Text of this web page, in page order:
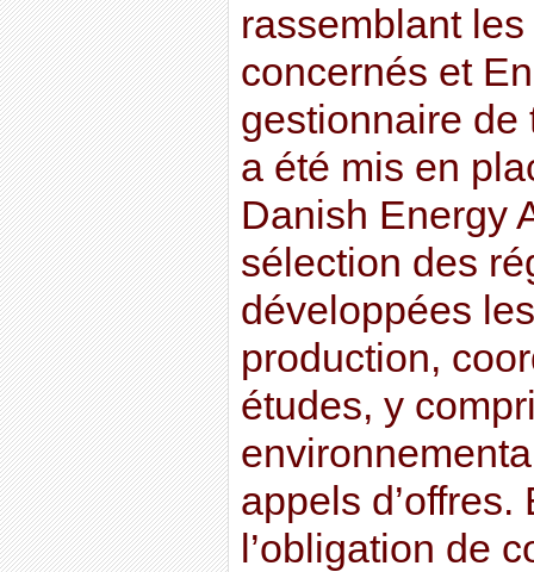
rassemblant
concernés et
gestionnaire de
a été mis en
Danish Energy
sélection des
développées
production,
études, y
appels d’offres.
l’obligation de